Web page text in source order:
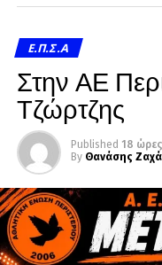
Ε.Π.Σ.Α
Στην ΑΕ
Τζώρτζης
Published 18
By Θανάσης